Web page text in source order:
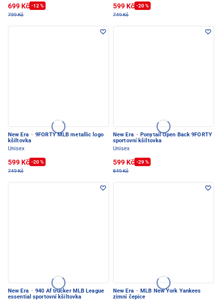
699 Kč -12 %
799 Kč
599 Kč -20 %
749 Kč
New Era · 9FORTY MLB metallic logo
kšiltovka
Unisex
599 Kč -20 %
749 Kč
New Era · Ponytail Open Back 9FORTY
sportovní kšiltovka
Unisex
599 Kč -29 %
849 Kč
New Era · 940 Af trucker MLB League
essential sportovní kšiltovka
New Era · MLB New York Yankees
zimní čepice